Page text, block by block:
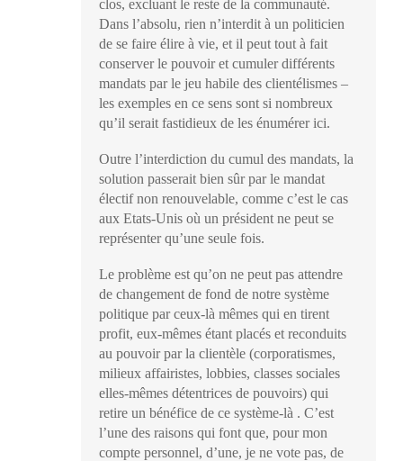
clos, excluant le reste de la communauté.
Dans l’absolu, rien n’interdit à un politicien
de se faire élire à vie, et il peut tout à fait
conserver le pouvoir et cumuler différents
mandats par le jeu habile des clientélismes –
les exemples en ce sens sont si nombreux
qu’il serait fastidieux de les énumérer ici.
Outre l’interdiction du cumul des mandats, la
solution passerait bien sûr par le mandat
électif non renouvelable, comme c’est le cas
aux Etats-Unis où un président ne peut se
représenter qu’une seule fois.
Le problème est qu’on ne peut pas attendre
de changement de fond de notre système
politique par ceux-là mêmes qui en tirent
profit, eux-mêmes étant placés et reconduits
au pouvoir par la clientèle (corporatismes,
milieux affairistes, lobbies, classes sociales
elles-mêmes détentrices de pouvoirs) qui
retire un bénéfice de ce système-là . C’est
l’une des raisons qui font que, pour mon
compte personnel, d’une, je ne vote pas, de